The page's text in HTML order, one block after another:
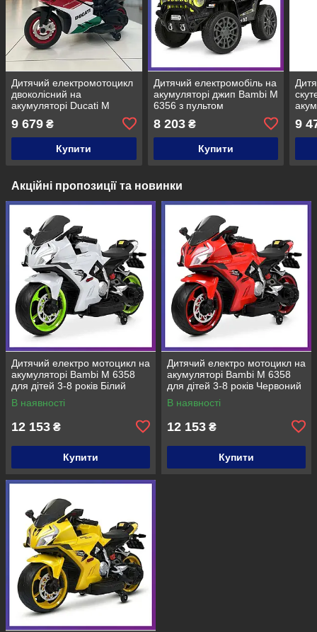
Дитячий електромотоцикл
двоколісний на
акумуляторі Ducati M
років червоно-білий
9 679 ₴
Купити
Дитячий електромобіль на
акумуляторі джип Bambi M
6356 з пультом
радіокерування для дітей
3-8 років Чорний з
зеленим
8 203₴
Купити
9
Акційні пропозиції та новинки
Дитячий електро мотоцикл на
акумуляторі Bambi M 6358
для дітей 3-8 років Білий
В наявності
12 153 ₴
Купити
Дитячий електро мотоцикл на
акумуляторі Bambi M 6358
для дітей 3-8 років Червоний
В наявності
12 153 ₴
Купити